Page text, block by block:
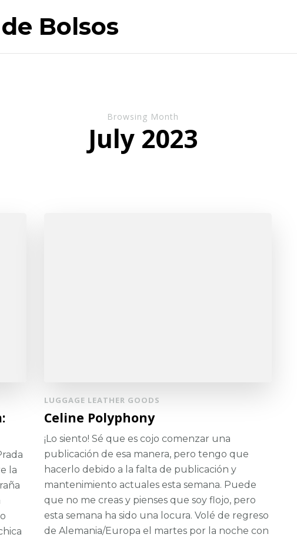
Bolsos
Browsing Month
July 2023
la
LUGGAGE LEATHER GOODS
Celine Polyphony
¡Lo siento! Sé que es cojo comenzar una
publicación de esa manera, pero tengo que
hacerlo debido a la falta de publicación y
mantenimiento actuales esta semana. Puede
que no me creas y pienses que soy flojo, pero
esta semana ha sido una locura. Volé de regreso
de Alemania/Europa el martes por la noche con